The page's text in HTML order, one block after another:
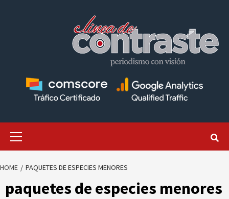
HOME PAQUETES DE ESPECIES MENORES
paquetes de especies menores